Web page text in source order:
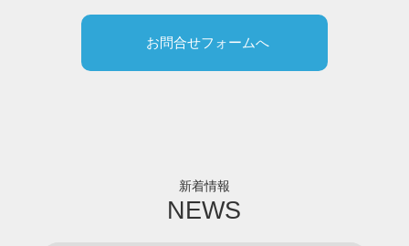
お問合せフォームへ
新着情報
NEWS